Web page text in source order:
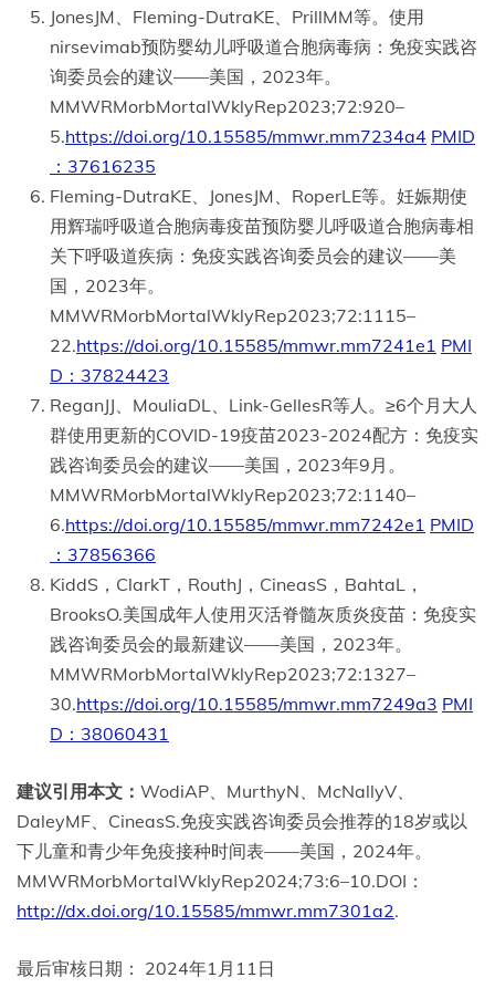
JonesJM、Fleming-DutraKE、PrillMM等。使用
nirsevimab预防婴幼儿呼吸道合胞病毒病：免疫实践咨
询委员会的建议——美国，2023年。
MMWRMorbMortalWklyRep2023;72:920–
5.https://doi.org/10.15585/mmwr.mm7234a4 PMID
：37616235
Fleming-DutraKE、JonesJM、RoperLE等。妊娠期使
用辉瑞呼吸道合胞病毒疫苗预防婴儿呼吸道合胞病毒相
关下呼吸道疾病：免疫实践咨询委员会的建议——美
国，2023年。
MMWRMorbMortalWklyRep2023;72:1115–
22.https://doi.org/10.15585/mmwr.mm7241e1 PMI
D：37824423
ReganJJ、MouliaDL、Link-GellesR等人。≥6个月大人
群使用更新的COVID-19疫苗2023-2024配方：免疫实
践咨询委员会的建议——美国，2023年9月。
MMWRMorbMortalWklyRep2023;72:1140–
6.https://doi.org/10.15585/mmwr.mm7242e1 PMID
：37856366
KiddS，ClarkT，RouthJ，CineasS，BahtaL，
BrooksO.美国成年人使用灭活脊髓灰质炎疫苗：免疫实
践咨询委员会的最新建议——美国，2023年。
MMWRMorbMortalWklyRep2023;72:1327–
30.https://doi.org/10.15585/mmwr.mm7249a3 PMI
D：38060431
建议引用本文： WodiAP、MurthyN、McNallyV、
DaleyMF、CineasS.免疫实践咨询委员会推荐的18岁或以
下儿童和青少年免疫接种时间表——美国，2024年。
MMWRMorbMortalWklyRep2024;73:6–10.DOI：
http://dx.doi.org/10.15585/mmwr.mm7301a2.
最后审核日期： 2024年1月11日